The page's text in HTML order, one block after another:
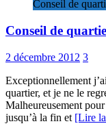
Conseil de
Conseil de
2 décembre 2012 3
Exceptionnellement
quartier, et je ne le
Malheureusement
jusqu’à la fin et [Lire